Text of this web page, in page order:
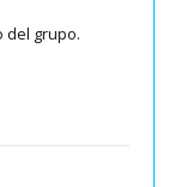
del grupo.